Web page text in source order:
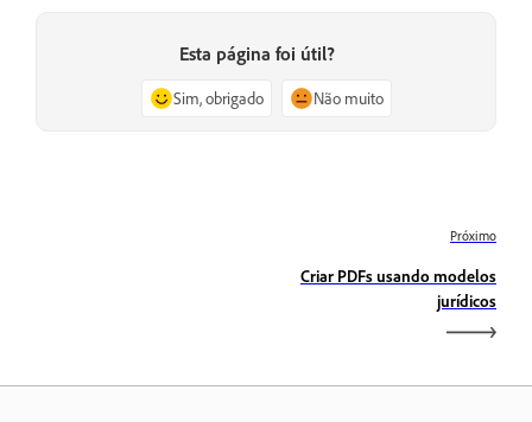
Esta página foi útil?
Sim, obrigado Não muito
Próximo
Criar PDFs usando modelos
jurídicos